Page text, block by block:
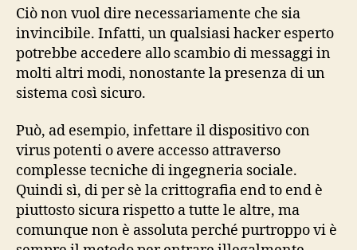
Ciò non vuol dire necessariamente che sia
invincibile. Infatti, un qualsiasi hacker esperto
potrebbe accedere allo scambio di messaggi in
molti altri modi, nonostante la presenza di un
sistema così sicuro.
Può, ad esempio, infettare il dispositivo con
virus potenti o avere accesso attraverso
complesse tecniche di ingegneria sociale.
Quindi sì, di per sè la crittografia end to end è
piuttosto sicura rispetto a tutte le altre, ma
comunque non è assoluta perché purtroppo vi è